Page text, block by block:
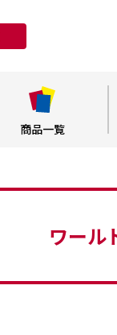
商品一覧
ワー